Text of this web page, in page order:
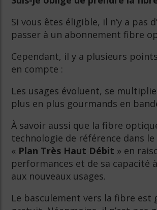
Si vous êtes éligible, il n’y a pas
passer à un abonnement fibre
Cependant, il y a plusieurs
en compte :
Les usages évoluent, se
plus en plus gourmands en
À savoir aussi que la fibre
technologie de référence dans le
« Plan Très Haut Débit » en
performances et de sa capacité
aux nouveaux usages.
Le basculement vers la fibre est